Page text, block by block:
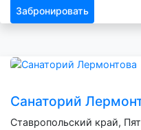
Забронировать
Санаторий
Ставропольский край,